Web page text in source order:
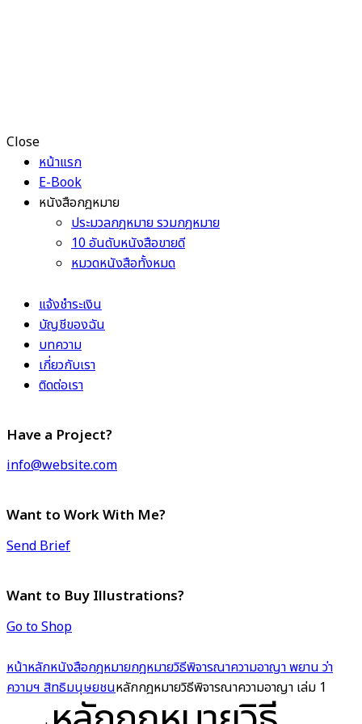
Close
หน้าแรก
E-Book
หนังสือกฎหมาย
ประมวลกฎหมาย รวมกฎหมาย
10 อันดับหนังสือขายดี
หมวดหนังสือทั้งหมด
แจ้งชำระเงิน
บัญชีของฉัน
บทความ
เกี่ยวกับเรา
ติดต่อเรา
Have a Project?
info@website.com
Want to Work With Me?
Send Brief
Want to Buy Illustrations?
Go to Shop
หน้าหลักหนังสือกฎหมายกฎหมายวิธีพิจารณาความอาญา พยาน ว่า
ความฯ สิทธิมนุษยชนหลักกฎหมายวิธีพิจารณาความอาญา เล่ม 1